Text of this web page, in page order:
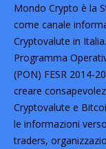
Mondo Crypto è la
come canale
Cryptovalute in
Programma
(PON) FESR 2014-
creare
Cryptovalute e
le informazioni
traders,